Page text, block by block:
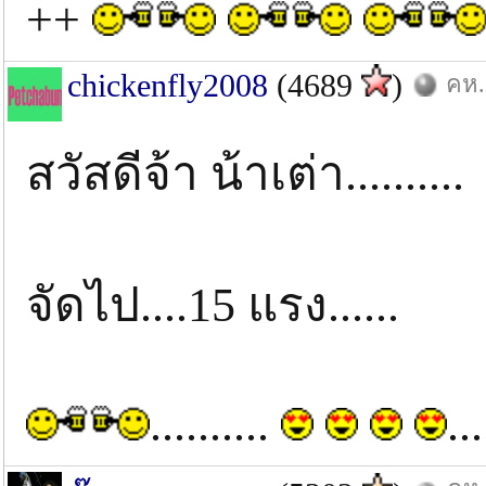
++
chickenfly2008 (4689 ) คห
สวัสดีจ้า น้าเต่า..........
จัดไป....15 แรง......
..........